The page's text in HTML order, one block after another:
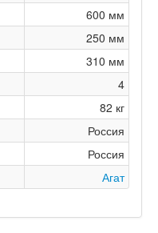
600 мм
250 мм
310 мм
4
82 кг
Россия
Россия
Агат